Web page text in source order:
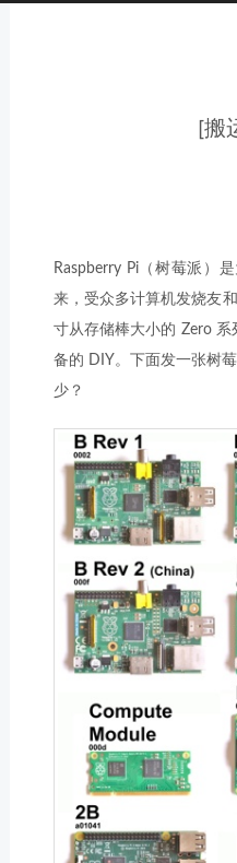
[搬
Raspberry Pi（树莓派）
来，受众多计算机发烧友
寸从存储棒大小的 Zero
备的 DIY。下面发一张树
少？